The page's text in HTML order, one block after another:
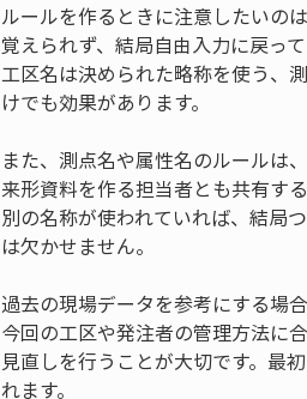
ルールを作るときに注意したいの
覚えられず、結局自由入力に戻っ
工区名は決められた略称を使う、
けでも効果があります。
また、測点名や属性名のルールは
来形資料を作る担当者とも共有す
別の名称が使われていれば、結局
は欠かせません。
過去の現場データを参考にする場
今回の工区や発注者の管理方法に
見直しを行うことが大切です。最
れます。